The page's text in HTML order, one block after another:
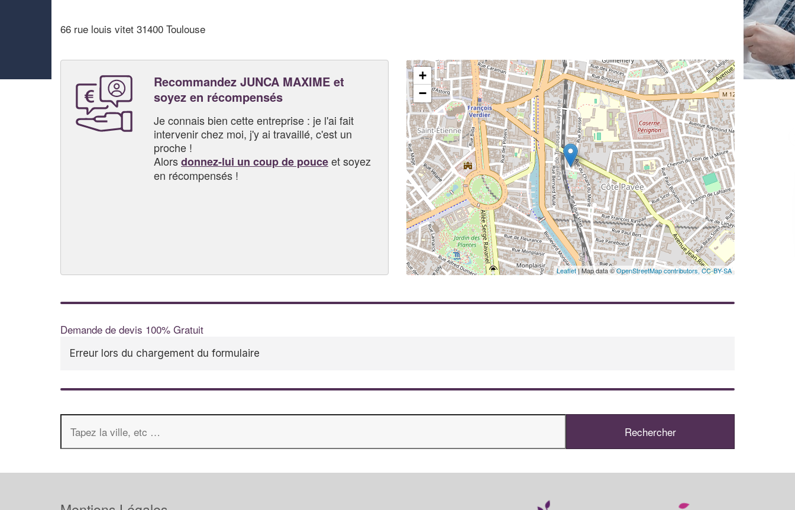
66 rue louis vitet 31400 Toulouse
Recommandez JUNCA MAXIME et
soyez en récompensés
Je connais bien cette entreprise : je l'ai fait
intervenir chez moi, j'y ai travaillé, c'est un
proche !
Alorsdonnez-lui un coup de pouceet soyez
en récompensés !
+
−
Leaflet| Map data ©OpenStreetMap contributors,CC-BY-SA
Demande de devis 100% Gratuit
Erreur lors du chargement du formulaire
✕
Vous êtes un
professionnel ?
Augmentez votrechiffre d'affaires
vosmargestout en gagnant de
nouveaux clients!
En savoir plus